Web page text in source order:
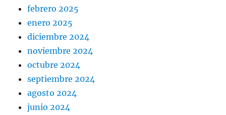
febrero 2025
enero 2025
diciembre 2024
noviembre 2024
octubre 2024
septiembre 2024
agosto 2024
junio 2024